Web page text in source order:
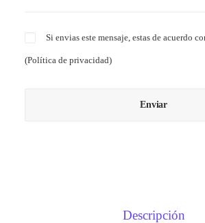
Si envias este mensaje, estas de acuerdo
(Política de privacidad)
Descripción